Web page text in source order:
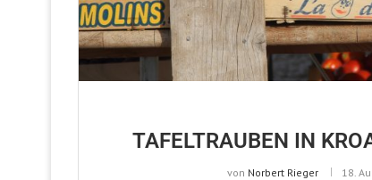
TAFELTRAUBEN IN
von Norbert Rieger 18.